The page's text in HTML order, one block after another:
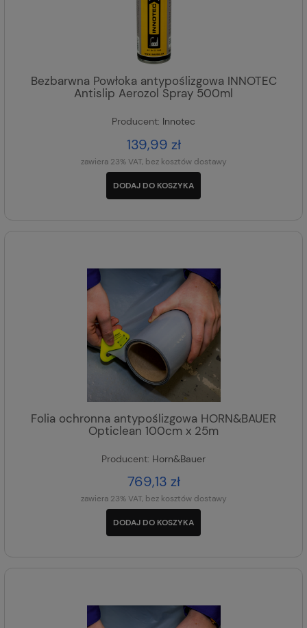
Bezbarwna Powłoka antypoślizgowa INNOTEC
Antislip Aerozol Spray 500ml
Producent: Innotec
139,99 zł
zawiera 23% VAT, bez kosztów dostawy
DODAJ DO KOSZYKA
Folia ochronna antypoślizgowa HORN&BAUER
Opticlean 100cm x 25m
Producent: Horn&Bauer
769,13 zł
zawiera 23% VAT, bez kosztów dostawy
DODAJ DO KOSZYKA